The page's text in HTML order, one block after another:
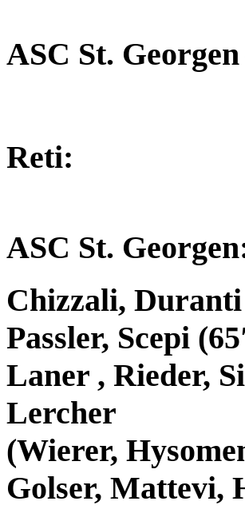
ASC St.
Reti:
ASC St.
Chizzali, Duranti
Passler, Scepi
Laner , Rieder,
Lercher
(Wierer,
Golser, Mattevi,